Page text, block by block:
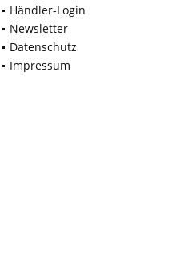
Händler-Login
Newsletter
Datenschutz
Impressum